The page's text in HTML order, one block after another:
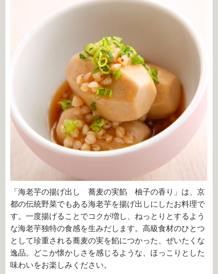
「海老芋の揚げ出し 蕎麦の実餡 柚子の香り」は、京
都の伝統野菜でもある海老芋を揚げ出しにしたお料理で
す。一度揚げることでコクが増し、ねっとりとするよう
な海老芋独特の食感を生みだします。高級食材のひとつ
として珍重される蕎麦の実を餡につかった、ぜいたくな
逸品。どこか懐かしさを感じるような、ほっこりとした
味わいをお楽しみください。